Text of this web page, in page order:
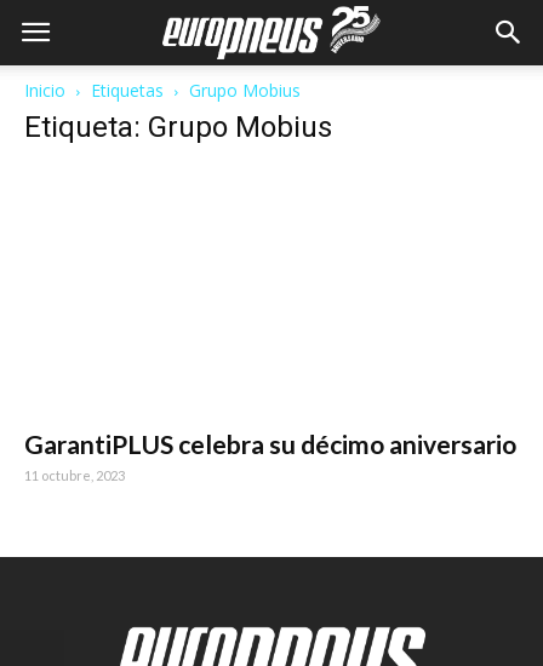
Inicio Etiquetas Grupo Mobius
Etiqueta: Grupo Mobius
GarantiPLUS celebra su décimo aniversario
11 octubre, 2023